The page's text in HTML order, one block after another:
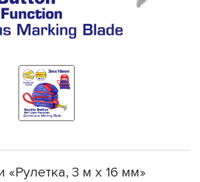
«Рулетка, 3 м x 16 мм»